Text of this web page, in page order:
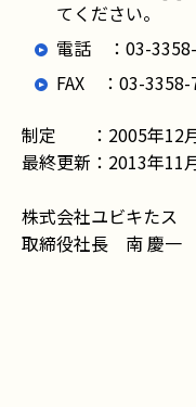
てください。
電話 ：03-
FAX ：03-3358-
制定 ：2005年12
最終更新：2013年11
株式会社ユビキたス
取締役社長 南 慶一